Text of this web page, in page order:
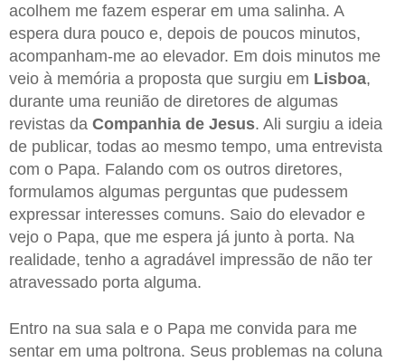
acolhem me fazem esperar em uma salinha. A
espera dura pouco e, depois de poucos minutos,
acompanham-me ao elevador. Em dois minutos me
veio à memória a proposta que surgiu em Lisboa,
durante uma reunião de diretores de algumas
revistas da Companhia de Jesus. Ali surgiu a ideia
de publicar, todas ao mesmo tempo, uma entrevista
com o Papa. Falando com os outros diretores,
formulamos algumas perguntas que pudessem
expressar interesses comuns. Saio do elevador e
vejo o Papa, que me espera já junto à porta. Na
realidade, tenho a agradável impressão de não ter
atravessado porta alguma.
Entro na sua sala e o Papa me convida para me
sentar em uma poltrona. Seus problemas na coluna